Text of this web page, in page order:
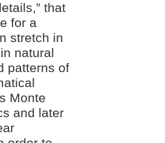
that
for a
stretch in
natural
patterns of
Monte
and later